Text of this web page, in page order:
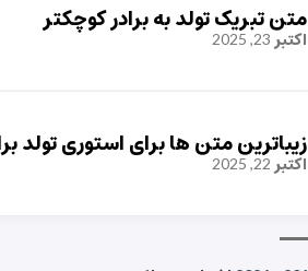
متن تبریک تولد به برادر کوچکتر
اکتبر 23, 2025
زیباترین متن ها برای استوری تولد
اکتبر 22, 2025